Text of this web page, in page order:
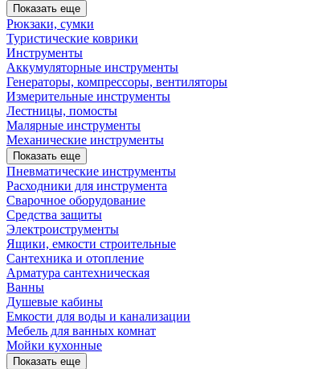
Показать еще
Рюкзаки, сумки
Туристические коврики
Инструменты
Аккумуляторные инструменты
Генераторы, компрессоры, вентиляторы
Измерительные инструменты
Лестницы, помосты
Малярные инструменты
Механические инструменты
Показать еще
Пневматические инструменты
Расходники для инструмента
Сварочное оборудование
Средства защиты
Электроиструменты
Ящики, емкости строительные
Сантехника и отопление
Арматура сантехническая
Ванны
Душевые кабины
Емкости для воды и канализации
Мебель для ванных комнат
Мойки кухонные
Показать еще